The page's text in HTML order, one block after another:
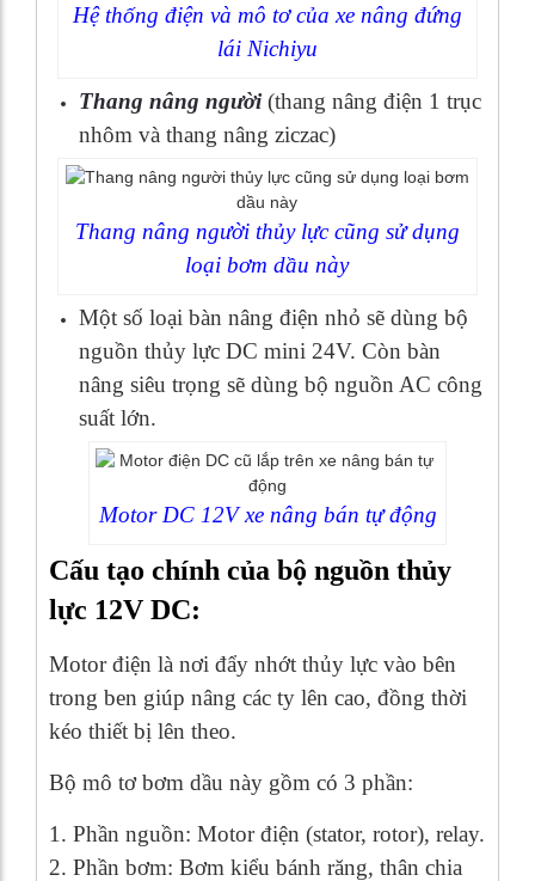
Hệ thống điện và mô tơ của xe nâng đứng
lái Nichiyu
Thang nâng người(thang nâng điện 1 trục
nhôm và thang nâng ziczac)
Thang nâng người thủy lực cũng sử dụng
loại bơm dầu này
Một số loại bàn nâng điện nhỏ sẽ dùng bộ
nguồn thủy lực DC mini 24V. Còn bàn
nâng siêu trọng sẽ dùng bộ nguồn AC công
suất lớn.
Motor DC 12V xe nâng bán tự động
Cấu tạo chính của bộ nguồn thủy
lực 12V DC:
Motor điện là nơi đẩy nhớt thủy lực vào bên
trong ben giúp nâng các ty lên cao, đồng thời
kéo thiết bị lên theo.
Bộ mô tơ bơm dầu này gồm có 3 phần:
1. Phần nguồn: Motor điện (stator, rotor), relay.
2. Phần bơm: Bơm kiểu bánh răng, thân chia